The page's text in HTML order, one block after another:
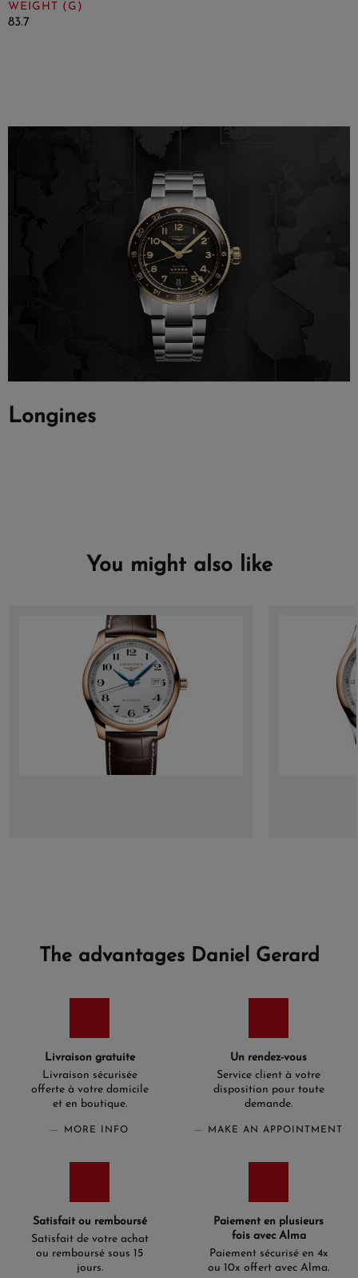
WEIGHT (G)
83.7
Longines
You might also like
The advantages Daniel Gerard
Livraison gratuite
Livraison sécurisée
offerte à votre domicile
et en boutique.
MORE INFO
Un rendez-vous
Service client à votre
disposition pour toute
demande.
MAKE AN APPOINTMENT
Satisfait ou remboursé
Satisfait de votre achat
ou remboursé sous 15
jours.
Paiement en plusieurs
fois avec Alma
Paiement sécurisé en 4x
ou 10x offert avec Alma.